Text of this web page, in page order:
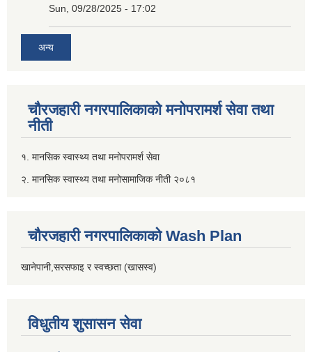
Sun, 09/28/2025 - 17:02
अन्य
चौरजहारी नगरपालिकाको मनोपरामर्श सेवा तथा
नीती
१. मानसिक स्वास्थ्य तथा मनोपरामर्श सेवा
२. मानसिक स्वास्थ्य तथा मनोसामाजिक नीती २०८१
चौरजहारी नगरपालिकाको Wash Plan
खानेपानी,सरसफाइ र स्वच्छता (खासस्व)
विधुतीय शुसासन सेवा